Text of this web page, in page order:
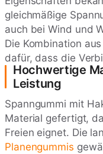
gleichmäßige
auch bei Wind und
Die Kombination
dafür, dass die
Hochwertige
Leistung
Spanngummi mit
Material gefertigt,
Freien eignet. Die
Planengummis